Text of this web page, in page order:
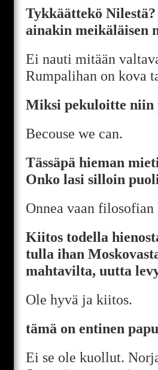
Tykkäättekö
ainakin meikäläisen
Ei nauti mitään
Rumpalihan on kova
Miksi pekuloitte niin
Becouse we can.
Tässäpä hieman
Onko lasi silloin
Onnea vaan filosofian
Kiitos todella
tulla ihan
mahtavilta, uutta
Ole hyvä ja kiitos.
tämä on entinen
Ei se ole kuollut.